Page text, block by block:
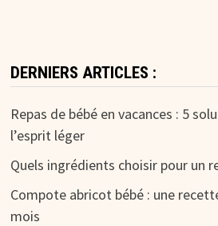
DERNIERS ARTICLES :
Repas de bébé en vacances : 5
l’esprit léger
Quels ingrédients choisir pour un
Compote abricot bébé : une
mois